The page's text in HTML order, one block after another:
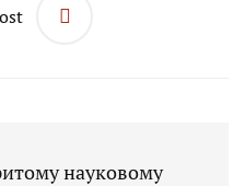
науковому